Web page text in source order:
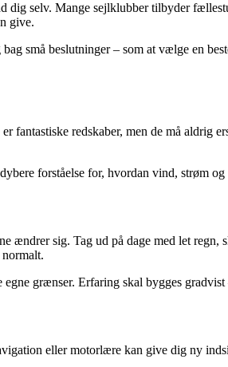
dig selv. Mange sejlklubber tilbyder
give.
små beslutninger – som at vælge en
redskaber, men de må aldrig
forståelse for, hvordan vind, strøm og
ændrer sig. Tag ud på dage med let
grænser. Erfaring skal bygges gradvist
eller motorlære kan give dig ny